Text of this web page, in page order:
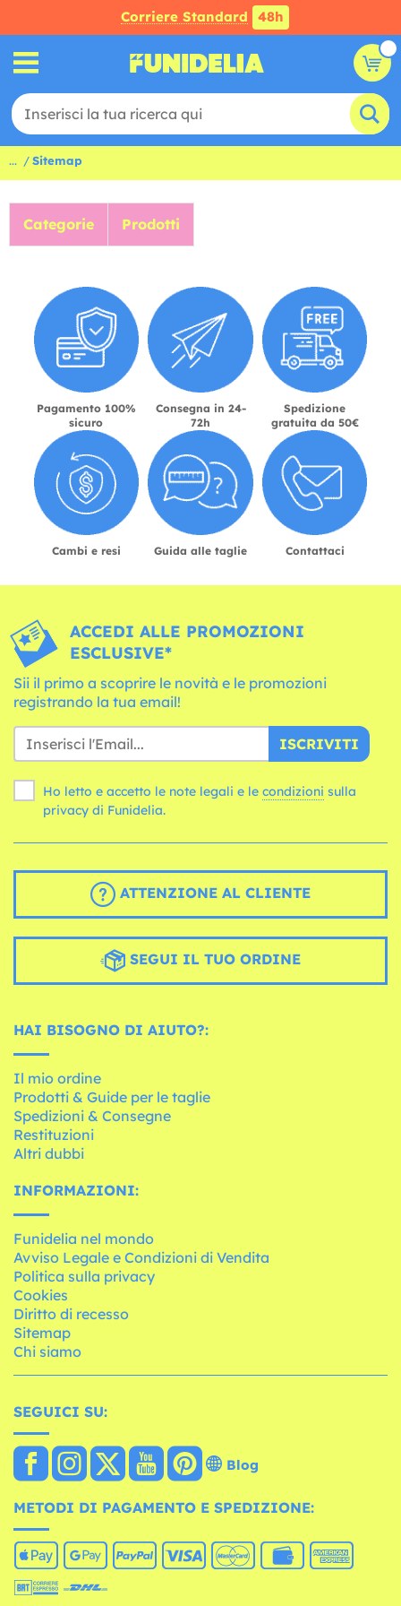
Corriere Standard 48h
... Sitemap
Categorie Prodotti
Pagamento 100%
sicuro
Consegna in 24-
72h
Spedizione
gratuita da 50€
Cambi e resi Guida alle taglie Contattaci
ACCEDI ALLE PROMOZIONI
ESCLUSIVE*
Sii il primo a scoprire le novità e le promozioni
registrando la tua email!
ISCRIVITI
Ho letto e accetto le note legali e le condizioni
privacy di Funidelia.
ATTENZIONE AL CLIENTE
SEGUI IL TUO ORDINE
HAI BISOGNO DI AIUTO?:
Il mio ordine
Prodotti & Guide per le taglie
Spedizioni & Consegne
Restituzioni
Altri dubbi
INFORMAZIONI:
Funidelia nel mondo
Avviso Legale e Condizioni di Vendita
Politica sulla privacy
Cookies
Diritto di recesso
Sitemap
Chi siamo
SEGUICI SU:
Blog
METODI DI PAGAMENTO E SPEDIZIONE: